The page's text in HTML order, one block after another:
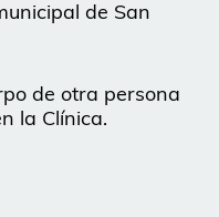
de San
de otra persona
la Clínica.